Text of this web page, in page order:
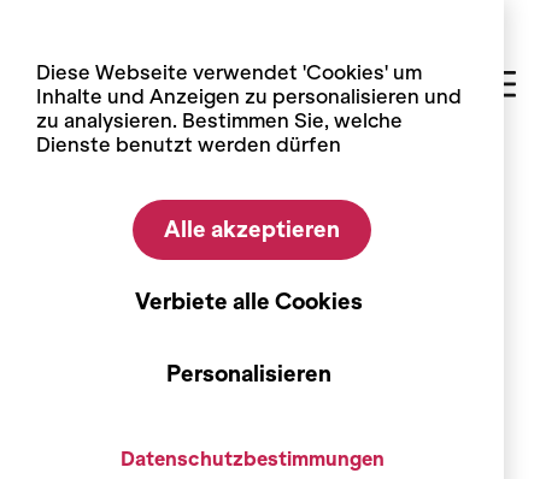
Führungen und Aktivitäten
Sierre – Einführung zur
Diese Webseite verwendet 'Cookies' um
Inhalte und Anzeigen zu personalisieren und
zu analysieren. Bestimmen Sie, welche
Dienste benutzt werden dürfen
Alle akzeptieren
Verbiete alle Cookies
Personalisieren
Datenschutzbestimmungen